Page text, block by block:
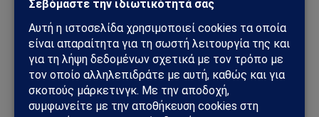
Sahiel Newsroom
Facebook
X
(Twitter)
PinterestInstagram
Tumblr
Το Sahiel.gr είναι ανεξάρτητη ψηφιακή πύλη ενημέρωσης
και ανάλυσης με έμφαση στη γεωπολιτική, τη διεθνή